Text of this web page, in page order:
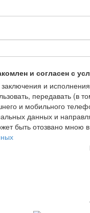
и согласен с
и исполнения
передавать (в
и мобильного
данных и
быть отозвано